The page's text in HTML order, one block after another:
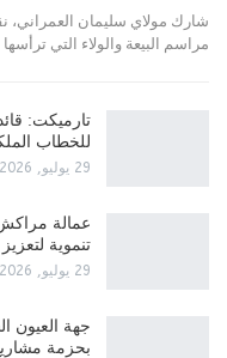
شارك مولاي سليمان العمراني،
مراسم البيعة والولاء التي
تارميكت:
للخطاب
29 يوليو, 2026
عمالة
تنموية
29 يوليو, 2026
جهة العيون
بحزمة